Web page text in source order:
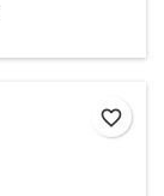
favorite_border